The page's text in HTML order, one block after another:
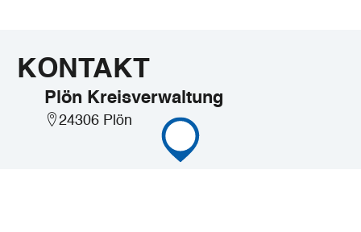
KONTAKT
Plön Kreisverwaltung
24306 Plön